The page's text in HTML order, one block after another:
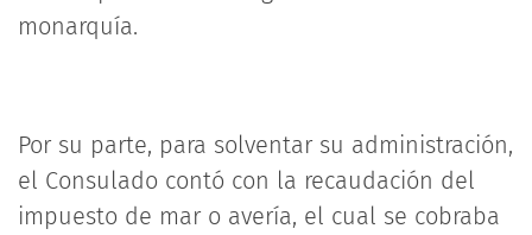
monarquía.
Por su parte, para solventar su administración,
el Consulado contó con la recaudación del
impuesto de mar o avería, el cual se cobraba